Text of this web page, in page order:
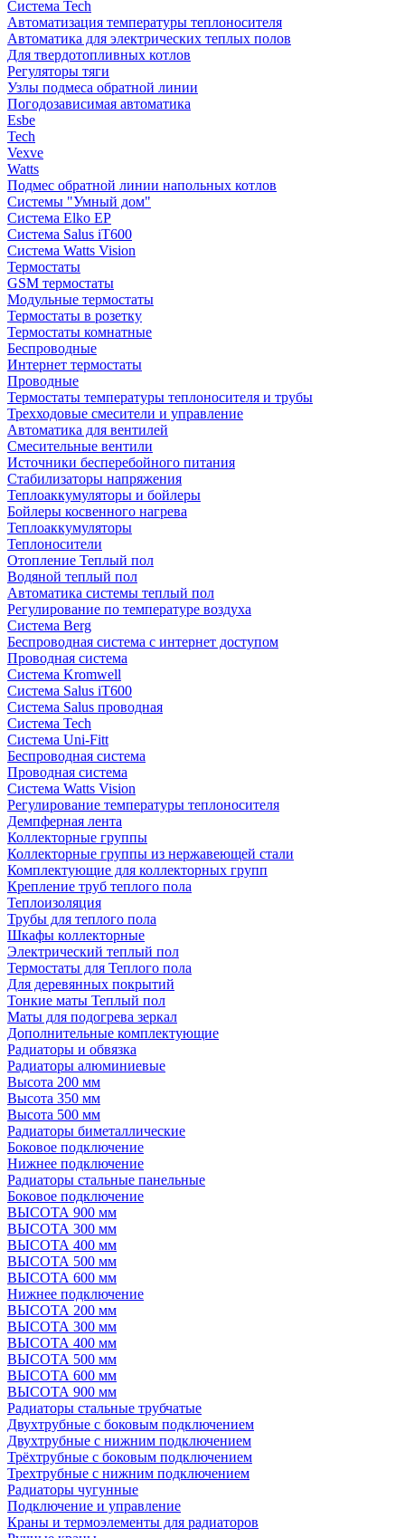
Система Tech
Автоматизация температуры теплоносителя
Автоматика для электрических теплых полов
Для твердотопливных котлов
Регуляторы тяги
Узлы подмеса обратной линии
Погодозависимая автоматика
Esbe
Tech
Vexve
Watts
Подмес обратной линии напольных котлов
Системы "Умный дом"
Система Elko EP
Система Salus iT600
Система Watts Vision
Термостаты
GSM термостаты
Модульные термостаты
Термостаты в розетку
Термостаты комнатные
Беспроводные
Интернет термостаты
Проводные
Термостаты температуры теплоносителя и трубы
Трехходовые смесители и управление
Автоматика для вентилей
Смесительные вентили
Источники бесперебойного питания
Стабилизаторы напряжения
Теплоаккумуляторы и бойлеры
Бойлеры косвенного нагрева
Теплоаккумуляторы
Теплоносители
Отопление Теплый пол
Водяной теплый пол
Автоматика системы теплый пол
Регулирование по температуре воздуха
Система Berg
Беспроводная система с интернет доступом
Проводная система
Система Kromwell
Система Salus iT600
Система Salus проводная
Система Tech
Система Uni-Fitt
Беспроводная система
Проводная система
Система Watts Vision
Регулирование температуры теплоносителя
Демпферная лента
Коллекторные группы
Коллекторные группы из нержавеющей стали
Комплектующие для коллекторных групп
Крепление труб теплого пола
Теплоизоляция
Трубы для теплого пола
Шкафы коллекторные
Электрический теплый пол
Термостаты для Теплого пола
Для деревянных покрытий
Тонкие маты Теплый пол
Маты для подогрева зеркал
Дополнительные комплектующие
Радиаторы и обвязка
Радиаторы алюминиевые
Высота 200 мм
Высота 350 мм
Высота 500 мм
Радиаторы биметаллические
Боковое подключение
Нижнее подключение
Радиаторы стальные панельные
Боковое подключение
ВЫСОТА 900 мм
ВЫСОТА 300 мм
ВЫСОТА 400 мм
ВЫСОТА 500 мм
ВЫСОТА 600 мм
Нижнее подключение
ВЫСОТА 200 мм
ВЫСОТА 300 мм
ВЫСОТА 400 мм
ВЫСОТА 500 мм
ВЫСОТА 600 мм
ВЫСОТА 900 мм
Радиаторы стальные трубчатые
Двухтрубные с боковым подключением
Двухтрубные с нижним подключением
Трёхтрубные с боковым подключением
Трехтрубные с нижним подключением
Радиаторы чугунные
Подключение и управление
Краны и термоэлементы для радиаторов